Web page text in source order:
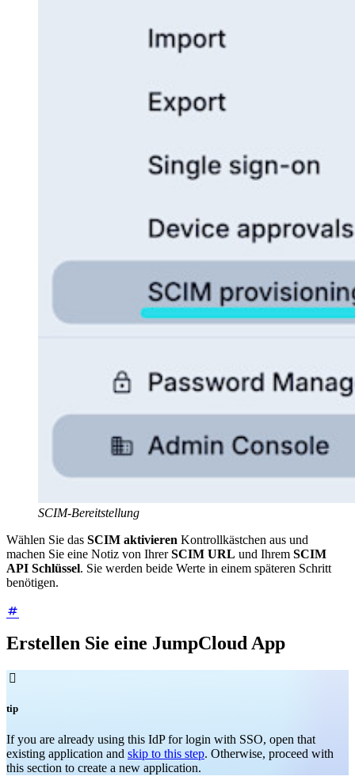
SCIM-Bereitstellung
Wählen Sie das SCIM aktivieren Kontrollkästchen aus und
machen Sie eine Notiz von IhrerSCIM URL und Ihrem SCIM
API Schlüssel. Sie werden beide Werte in einem späteren Schritt
benötigen.
Erstellen Sie eine JumpCloud App

tip
If you are already using this IdP for login with SSO, open that
existing application and skip to this step. Otherwise, proceed with
this section to create a new application.